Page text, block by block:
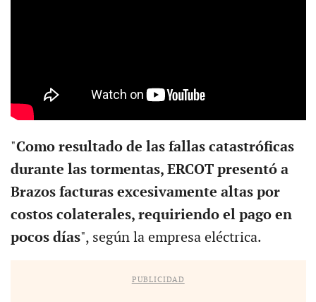
"Como resultado de las fallas catastróficas
durante las tormentas, ERCOT presentó a
Brazos facturas excesivamente altas por
costos colaterales, requiriendo el pago en
pocos días", según la empresa eléctrica.
PUBLICIDAD